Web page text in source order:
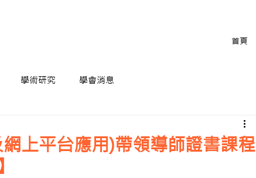
首頁
學術研究 學會消息
網上平台應用)帶領導師證書課程